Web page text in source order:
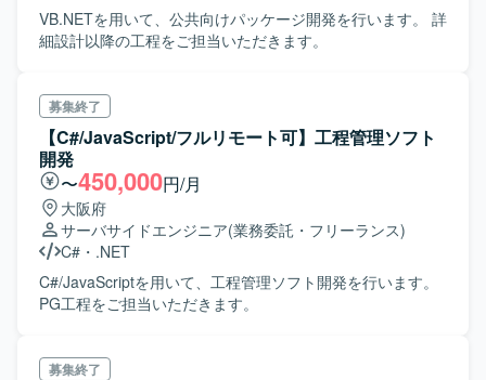
VB.NETを用いて、公共向けパッケージ開発を行います。 詳
細設計以降の工程をご担当いただきます。
募集終了
【C#/JavaScript/フルリモート可】工程管理ソフト
開発
〜450,000円/月
大阪府
サーバサイドエンジニア(業務委託・フリーランス)
C# ・ .NET
C#/JavaScriptを用いて、工程管理ソフト開発を行います。
PG工程をご担当いただきます。
募集終了